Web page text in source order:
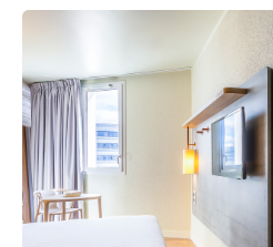
Pokaż szczegóły